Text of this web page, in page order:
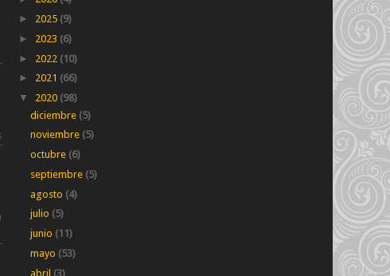
► 2025 (9)
► 2023 (6)
► 2022 (10)
► 2021 (66)
▼ 2020 (98)
diciembre (5)
noviembre (5)
octubre (6)
septiembre (5)
agosto (4)
julio (5)
junio (11)
mayo (53)
abril (3)